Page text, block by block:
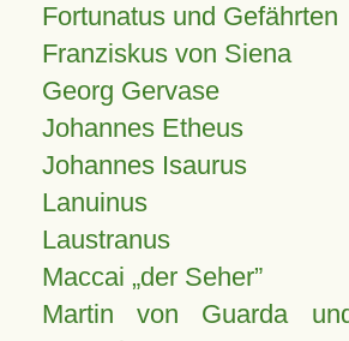
Fortunatus und Gefährten
Franziskus von Siena
Georg Gervase
Johannes Etheus
Johannes Isaurus
Lanuinus
Laustranus
Maccai „der Seher”
Martin von Guarda